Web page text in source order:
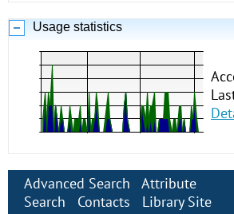
Usage statistics
Advanced Search
Attribute
Search
Contacts
Library Site